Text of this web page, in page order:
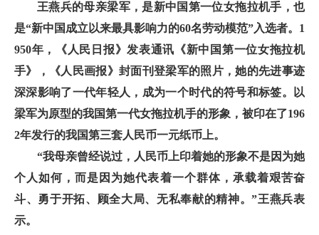
王燕兵的母亲梁军，是新中国第一位女拖拉机手，也
是“新中国成立以来最具影响力的60名劳动模范”入选者。1
950年，《人民日报》发表通讯《新中国第一位女拖拉机
手》，《人民画报》封面刊登梁军的照片，她的先进事迹
深深影响了一代年轻人，成为一个时代的符号和标签。以
梁军为原型的我国第一代女拖拉机手的形象，被印在了196
2年发行的我国第三套人民币一元纸币上。
“我母亲曾经说过，人民币上印着她的形象不是因为她
个人如何，而是因为她代表着一个群体，承载着艰苦奋
斗、勇于开拓、顾全大局、无私奉献的精神。”王燕兵表
示。